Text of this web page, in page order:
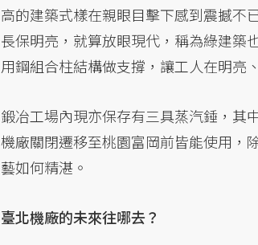
高的建築式樣在親眼目擊下感到震撼不
長保明亮，就算放眼現代，稱為綠建築
用鋼組合柱結構做支撐，讓工人在明亮
鍛冶工場內現亦保存有三具蒸汽錘，其
機廠關閉遷移至桃園富岡前皆能使用，
藝如何精湛。
臺北機廠的未來往哪去？